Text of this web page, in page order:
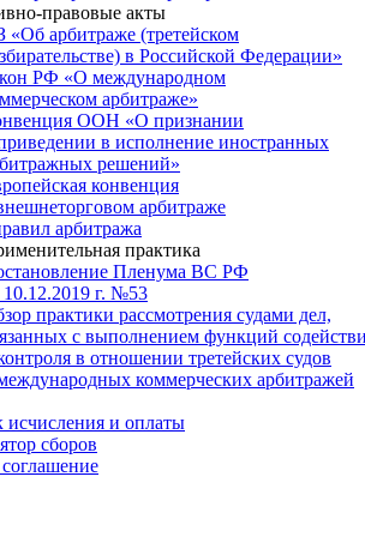
правовые акты
«Об арбитраже (третейском
в Российской Федерации»
РФ «О международном
арбитраже»
ООН «О признании
в исполнение иностранных
решений»
конвенция
арбитраже
арбитража
практика
Пленума ВС РФ
10.12.2019 г. №53
практики рассмотрения судами дел,
с выполнением функций
в отношении третейских судов
коммерческих арбитражей
исчисления и оплаты
сборов